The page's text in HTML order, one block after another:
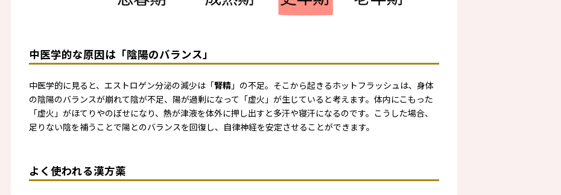
中医学的な原因は「陰陽のバランス」
中医学的に見ると、エストロゲン分泌の減少は「腎精 」の不足。そこから起きるホットフラッシュは、身体
の陰陽のバランスが崩れて陰が不足、陽が過剰になって「虚火」が生じていると考えます。体内にこもった
「虚火」がほてりやのぼせになり、熱が津液を体外に押し出すと多汗や寝汗になるのです。こうした場合、
足りない陰を補うことで陽とのバランスを回復し、自律神経を安定させることができます。
よく使われる漢方薬